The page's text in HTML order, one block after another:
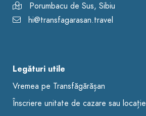
Porumbacu de Sus, Sibiu
hi@transfagarasan.travel
Legături utile
Vremea pe Transfăgărășan
Înscriere unitate de cazare sau locație